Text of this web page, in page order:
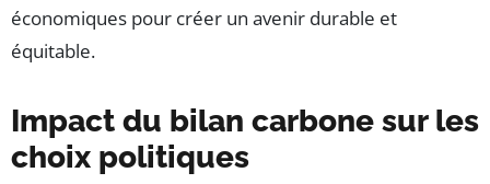
économiques pour créer un avenir durable et
équitable.
Impact du bilan carbone sur les
choix politiques